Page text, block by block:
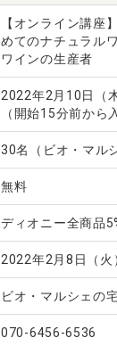
【オンライン講
めてのナチュラル
ワインの生産者
2022年2月10日（
（開始15分前から
30名（ビオ・マル
無料
ディオニー全商品
2022年2月8日（火
ビオ・マルシェの
070-6456-6536